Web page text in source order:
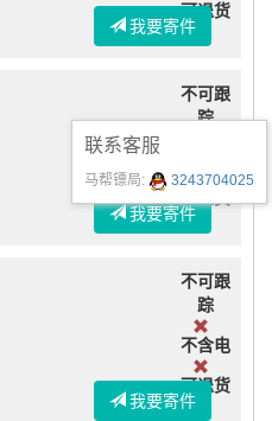
可退货
我要寄件
不可跟
踪
我要寄件
不可跟
踪
不含电
可退货
我要寄件
联系客服
马帮镖局: 3243704025